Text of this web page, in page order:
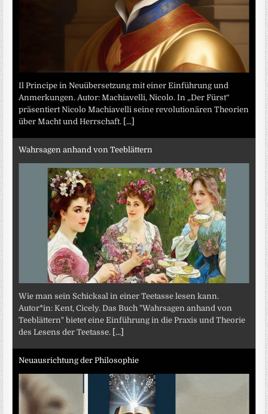
Il Principe in Neuübersetzung mit einer Einführung und
Anmerkungen. Autor: Machiavelli, Nicolo. In „Der Fürst“
präsentiert Nicolo Machiavelli seine revolutionären Theorien
über Macht und Herrschaft. [...]
Wahrsagen anhand von Teeblättern
Wie man sein Schicksal in einer Teetasse lesen kann.
Autor*in: Kent, Cicely. Das Buch "Wahrsagen anhand von
Teeblättern" bietet eine Einführung in die Praxis und Theorie
des Lesens der Teetasse. [...]
Neuausrichtung der Philosophie